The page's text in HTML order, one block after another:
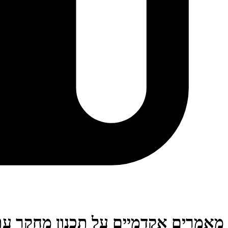
מאמרים אקדמיים על תכנון מחקר